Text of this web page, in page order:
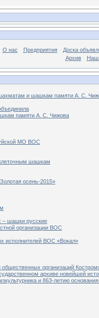
О нас Предприятия
Доска
Архив
и шашкам памяти А. С.
памяти А. С. Чижова
МО ВОС
шашкам
осень-2015»
– шашки русские
организации ВОС
исполнителей ВОС «Вокал»
организаций
архиве новейшей
и 863-летию основания